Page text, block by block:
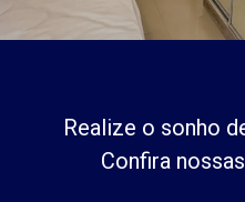
Realize o sonho
Confira